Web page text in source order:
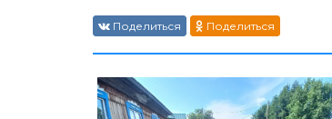
Поделиться Поделиться